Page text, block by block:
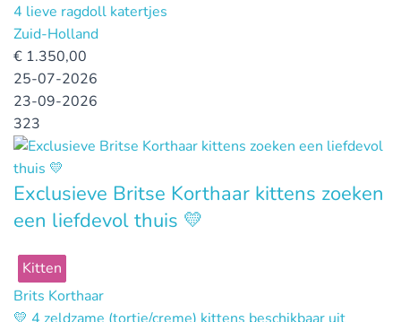
4 lieve ragdoll katertjes
Zuid-Holland
€ 1.350,00
25-07-2026
23-09-2026
323
Exclusieve Britse Korthaar kittens zoeken
een liefdevol thuis 💛
Kitten
Brits Korthaar
💛 4 zeldzame (tortie/creme) kittens beschikbaar uit